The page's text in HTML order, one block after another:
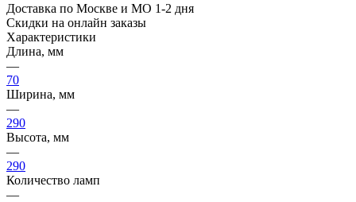
Доставка по Москве и МО 1-2 дня
Скидки на онлайн заказы
Характеристики
Длина, мм
—
70
Ширина, мм
—
290
Высота, мм
—
290
Количество ламп
—